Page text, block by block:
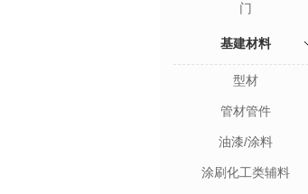
门
基建材料
型材
管材管件
油漆/涂料
涂刷化工类辅料